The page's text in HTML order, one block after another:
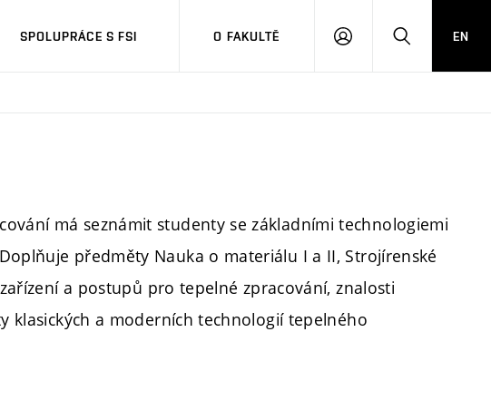
SPOLUPRÁCE S FSI O FAKULTĚ
PŘIHLÁŠENÍHLEDAT
EN
má seznámit studenty se základními technologiemi
předměty Nauka o materiálu I a II, Strojírenské
a postupů pro tepelné zpracování, znalosti
klasických a moderních technologií tepelného